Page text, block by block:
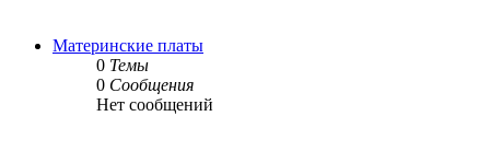
Материнские платы
0 Темы
0 Сообщения
Нет сообщений